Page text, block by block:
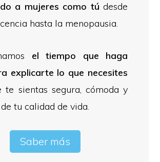
a mujeres como túdesde
hasta la menopausia.
el tiempo que haga
explicarte lo que necesites
te sientas segura, cómoda y
tu calidad de vida.
Saber más